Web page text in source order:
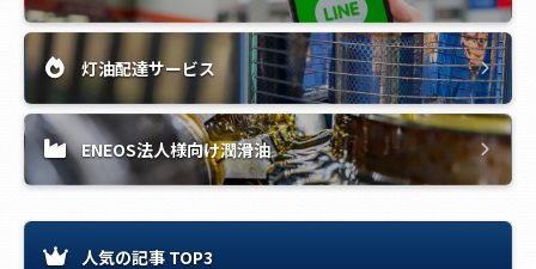
灯油配達サービス
ENEOS法人様向け潤滑油
人気の記事 TOP3